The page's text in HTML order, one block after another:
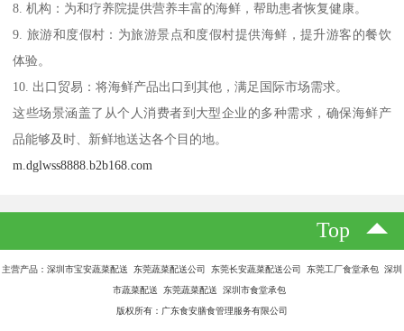
8. 机构：为和疗养院提供营养丰富的海鲜，帮助患者恢复健康。
9. 旅游和度假村：为旅游景点和度假村提供海鲜，提升游客的餐饮
体验。
10. 出口贸易：将海鲜产品出口到其他，满足国际市场需求。
这些场景涵盖了从个人消费者到大型企业的多种需求，确保海鲜产
品能够及时、新鲜地送达各个目的地。
m.dglwss8888.b2b168.com
Top
主营产品：深圳市宝安蔬菜配送 东莞蔬菜配送公司 东莞长安蔬菜配送公司 东莞工厂食堂承包 深圳
市蔬菜配送 东莞蔬菜配送 深圳市食堂承包
版权所有：广东食安膳食管理服务有限公司